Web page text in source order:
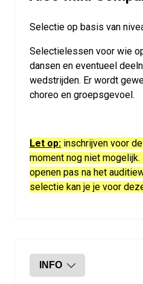
Selectie op basis van
Selectielessen voor wie
dansen en eventueel
wedstrijden. Er wordt
choreo en groepsgevoel.
Let op: inschrijven voor
moment nog niet
openen pas na het
selectie kan je je voor
INFO